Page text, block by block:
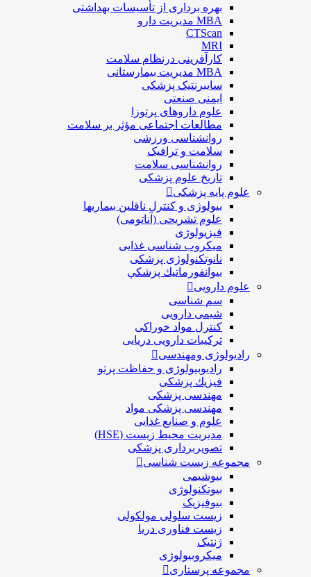
بهره برداری از تأسیسات بهداشتی
MBA مدیریت دارو
CTScan
MRI
کارآفرینی درنظام سلامت
MBA مدیریت بیمارستانی
سایبرنتیک پزشکی
ایمنی صنعتی
علوم داروهای پرتوزا
مطالعات اجتماعی مؤثر بر سلامت
روانشناسی ورزشی
سلامت و ترافیک
روانشناسی سلامت
تاریخ علوم پزشکی
علوم پایه پزشکی
بیولوژی و کنترل ناقلین بیماریها
علوم تشریحی (آناتومی)
فیزیولوژی
ميكروب شناسی غذایی
نانوتکنولوژی پزشکی
بيوانفورماتيك پزشكي
علوم دارویی
سم شناسی
شیمی دارویی
کنترل مواد خوراکی
ترکیبات دارویی دریایی
رادیولوژی ومهندسی
رادیوبیولوژی و حفاظت پرتو
فيزيك پزشکی
مهندسی پزشکی
مهندسی پزشکی مواد
علوم و صنايع غذایی
مدیریت محیط زیست (HSE)
تصویربرداری پزشکی
مجموعه زیست شناسی
بیوشیمی
بیوتکنولوژی
بیوفیزیک
زیست سلولی مولکولی
زیست فناوری دریا
ژنتیک
میکروبیولوژی
مجموعه پرستاری